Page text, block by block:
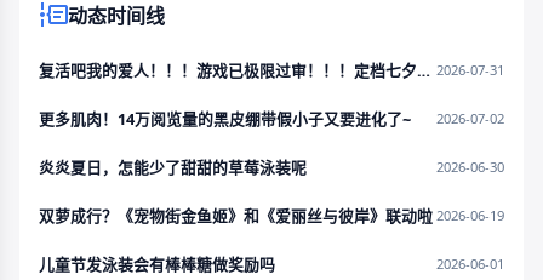
动态时间线
复活吧我的爱人！！！游戏已极限过审！！！定档七夕节！！！！ 2026-07-31
更多肌肉！14万阅览量的黑皮绷带假小子又要进化了~ 2026-07-02
炎炎夏日，怎能少了甜甜的草莓泳装呢 2026-06-30
双萝成行？《宠物街金鱼姬》和《爱丽丝与彼岸》联动啦 2026-06-19
儿童节发泳装会有棒棒糖做奖励吗 2026-06-01